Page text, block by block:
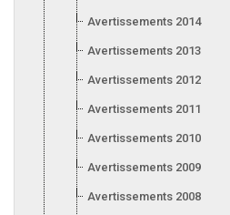
Avertissements 2014
Avertissements 2013
Avertissements 2012
Avertissements 2011
Avertissements 2010
Avertissements 2009
Avertissements 2008